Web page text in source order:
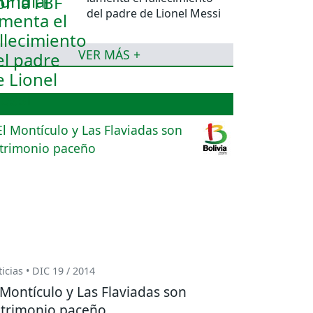
del padre de Lionel Messi
VER MÁS +
• DIC 19 / 2014
y Las Flaviadas son